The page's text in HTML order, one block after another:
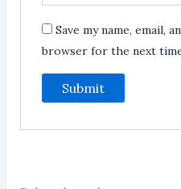
Save my name, email,
browser for the next